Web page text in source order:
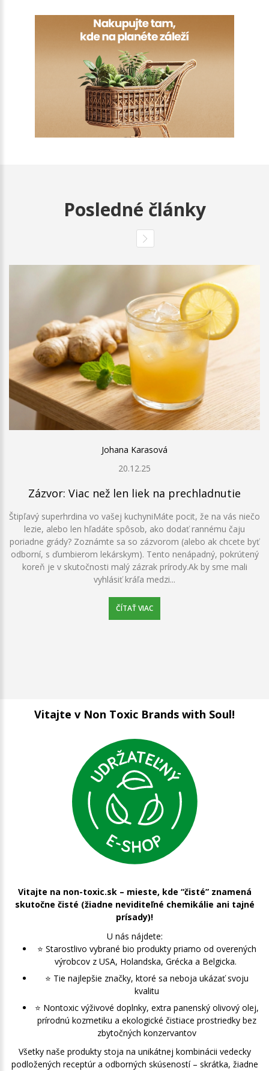
Posledné články
Johana Karasová
20.12.25
Zázvor: Viac než len liek na prechladnutie
Štipľavý superhrdina vo vašej kuchyniMáte pocit, že na vás niečo
lezie, alebo len hľadáte spôsob, ako dodať rannému čaju
poriadne grády? Zoznámte sa so zázvorom (alebo ak chcete byť
odborní, s ďumbierom lekárskym). Tento nenápadný, pokrútený
koreň je v skutočnosti malý zázrak prírody.Ak by sme mali
vyhlásiť kráľa medzi...
ČÍTAŤ VIAC
Vitajte v Non Toxic Brands with Soul!
Vitajte na non-toxic.sk – mieste, kde “čisté” znamená
skutočne čisté (žiadne neviditeľné chemikálie ani tajné
prísady)!
U nás nájdete:
⭐️ Starostlivo vybrané bio produkty priamo od overených
výrobcov z USA, Holandska, Grécka a Belgicka.
⭐️ Tie najlepšie značky, ktoré sa neboja ukázať svoju
kvalitu
⭐️ Nontoxic výživové doplnky, extra panenský olivový olej,
prírodnú kozmetiku a ekologické čistiace prostriedky bez
zbytočných konzervantov
Všetky naše produkty stoja na unikátnej kombinácii vedecky
podložených receptúr a odborných skúseností – skrátka, žiadne